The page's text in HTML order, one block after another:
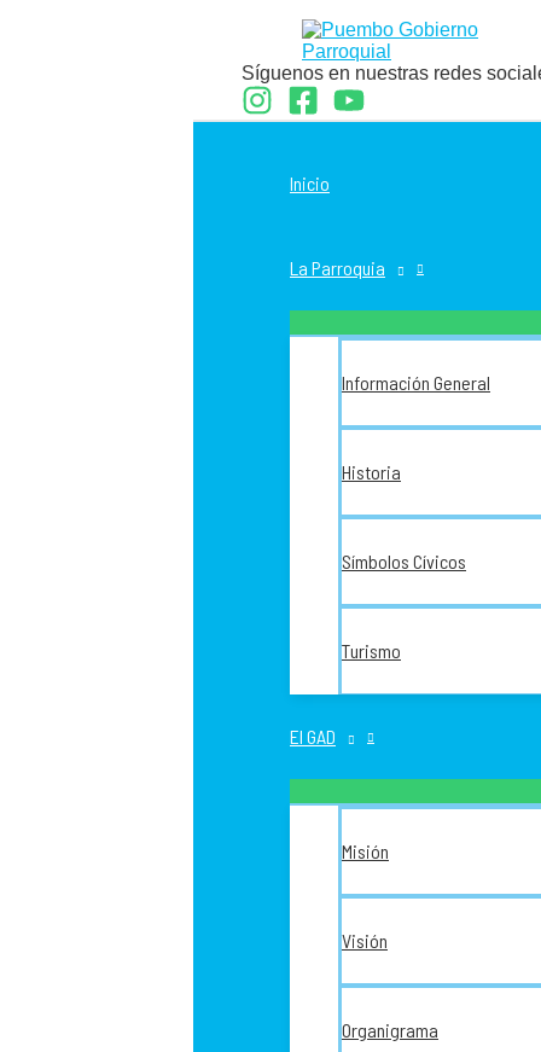
Síguenos en nuestras redes
Inicio
La Parroquia
Información General
Historia
Símbolos Cívicos
Turismo
El GAD
Misión
Visión
Organigrama